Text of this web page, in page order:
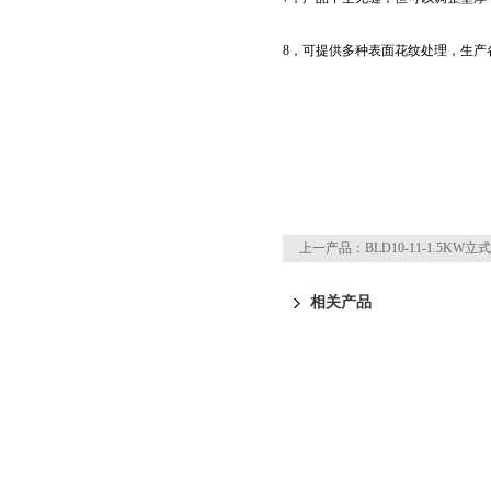
8，可提供多种表面花纹处理，生
上一产品： BLD10-11-1.5KW立
相关产品